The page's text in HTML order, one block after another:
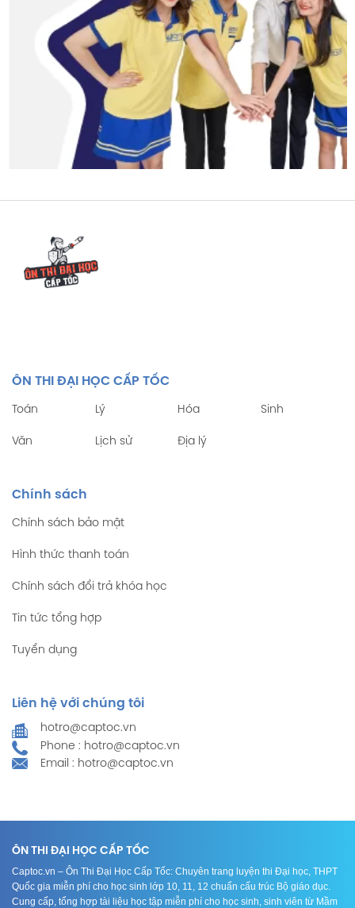
ÔN THI ĐẠI HỌC CẤP TỐC
Toán Lý Hóa Sinh
Văn Lịch sử Địa lý
Chính sách
Chính sách bảo mật
Hình thức thanh toán
Chính sách đổi trả khóa học
Tin tức tổng hợp
Tuyển dụng
Liên hệ với chúng tôi
hotro@captoc.vn
Phone : hotro@captoc.vn
Email : hotro@captoc.vn
ÔN THI ĐẠI HỌC CẤP TỐC
Captoc.vn – Ôn Thi Đại Học Cấp Tốc: Chuyên trang luyện thi Đại học, THPT
Quốc gia miễn phí cho học sinh lớp 10, 11, 12 chuẩn cấu trúc Bộ giáo dục.
Cung cấp, tổng hợp tài liệu học tập miễn phí cho học sinh, sinh viên từ Mầm